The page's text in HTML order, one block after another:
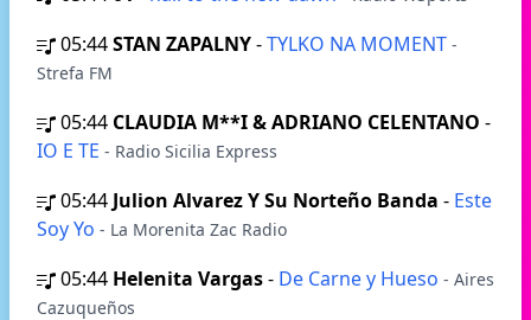
05:44STAN ZAPALNY-TYLKO NA MOMENT -
Strefa FM
05:44 CLAUDIA M**I & ADRIANO CELENTANO -
IO E TE - Radio Sicilia Express
05:44 Julion Alvarez Y Su Norteño Banda - Este
Soy Yo - La Morenita Zac Radio
05:44 Helenita Vargas- De Carne y Hueso - Aires
Cazuqueños